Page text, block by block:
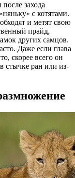
захода
с котятами.
и метят свою
прайд,
других самцов.
Даже если глава
скорее всего он
стычке ран или из-